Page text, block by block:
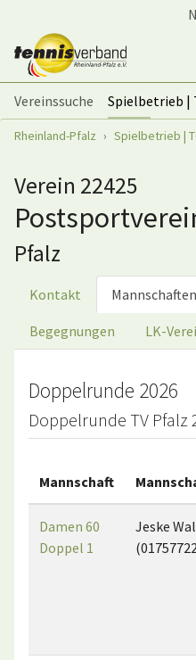
Vereinssuche Spielbetrieb |
Sie sind hier:
Rheinland-Pfalz Spielbetrieb |
Verein 22425
Pfalz
Kontakt Mannschaften
Begegnungen LK-
Doppelrunde 2026
Doppelrunde TV Pfalz
Mannschaft
Damen 60
Doppel 1
Jeske